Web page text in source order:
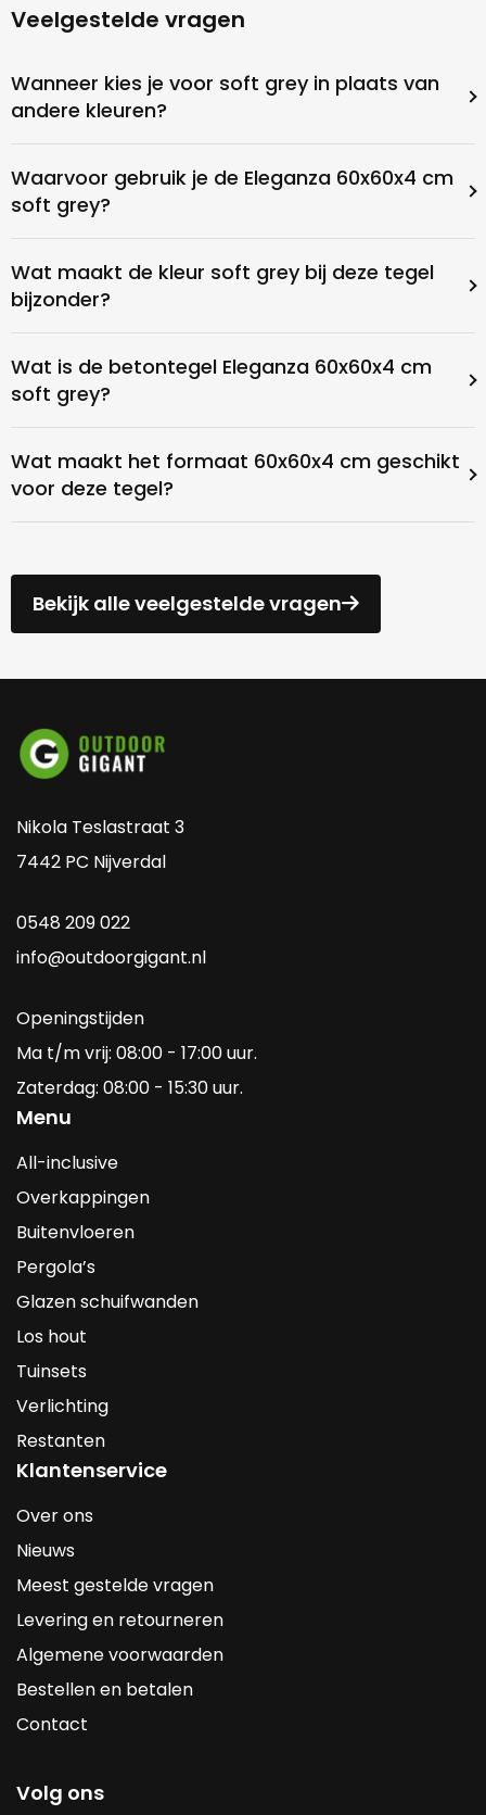
Veelgestelde vragen
Wanneer kies je voor soft grey in plaats van
andere kleuren?
Waarvoor gebruik je de Eleganza 60x60x4 cm
soft grey?
Wat maakt de kleur soft grey bij deze tegel
bijzonder?
Wat is de betontegel Eleganza 60x60x4 cm
soft grey?
Wat maakt het formaat 60x60x4 cm geschikt
voor deze tegel?
Bekijk alle veelgestelde vragen
Nikola Teslastraat 3
7442 PC Nijverdal
0548 209 022
info@outdoorgigant.nl
Openingstijden
Ma t/m vrij: 08:00 - 17:00 uur.
Zaterdag: 08:00 - 15:30 uur.
Menu
All-inclusive
Overkappingen
Buitenvloeren
Pergola’s
Glazen schuifwanden
Los hout
Tuinsets
Verlichting
Restanten
Klantenservice
Over ons
Nieuws
Meest gestelde vragen
Levering en retourneren
Algemene voorwaarden
Bestellen en betalen
Contact
Volg ons